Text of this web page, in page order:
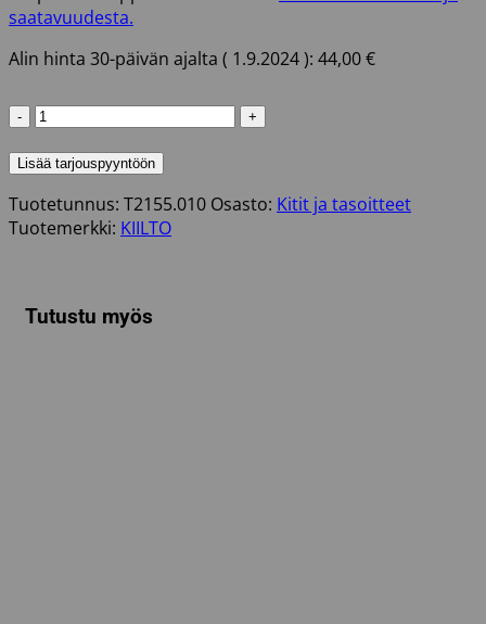
saatavuudesta.
Alin hinta 30-päivän ajalta ( 1.9.2024): 44,00€
KIILTO
NAUHOITUSTASOITE
määrä
Lisää tarjouspyyntöön
Tuotetunnus: T2155.010 Osasto: Kitit ja tasoitteet
Tuotemerkki: KIILTO
Tutustu myös